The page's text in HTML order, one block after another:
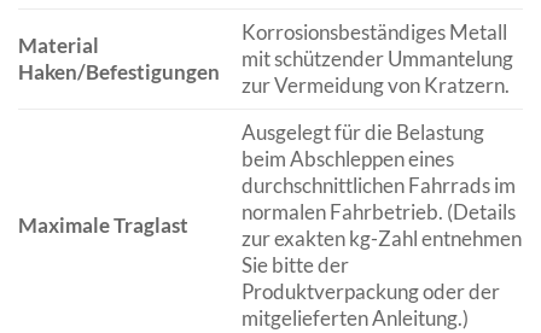
Material
Haken/Befestigungen
Korrosionsbeständiges Metall
mit schützender Ummantelung
zur Vermeidung von Kratzern.
Maximale Traglast
Ausgelegt für die Belastung
beim Abschleppen eines
durchschnittlichen Fahrrads im
normalen Fahrbetrieb. (Details
zur exakten kg-Zahl entnehmen
Sie bitte der
Produktverpackung oder der
mitgelieferten Anleitung.)